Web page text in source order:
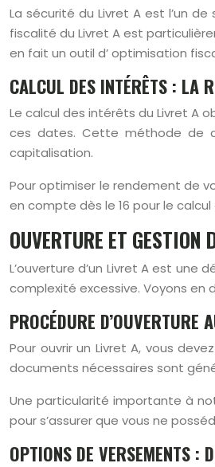
La sécurité du Livret A est l’un
fiscalité du Livret A est
en fait un outil d’ optimisation
CALCUL DES INTÉRÊTS : LA
Le calcul des intérêts du Livret A
ces dates. Cette méthode de
capitalisation.
Pour optimiser le rendement de
en compte dès le 16 pour le
OUVERTURE ET GESTION
L’ouverture d’un Livret A est
complexité excessive. Voyons
PROCÉDURE D’OUVERTURE
Pour ouvrir un Livret A, vous
documents nécessaires sont
Une particularité importante à
pour s’assurer que vous ne
OPTIONS DE VERSEMENTS :